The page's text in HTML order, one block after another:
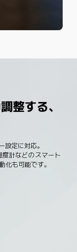
整する、
設定に対応。
計などのスマート
化も可能です。